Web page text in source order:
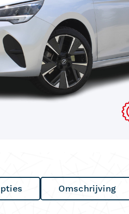
Omschrijving